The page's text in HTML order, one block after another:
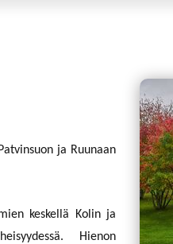
ja Ruunaan
keskellä Kolin ja
Hienon